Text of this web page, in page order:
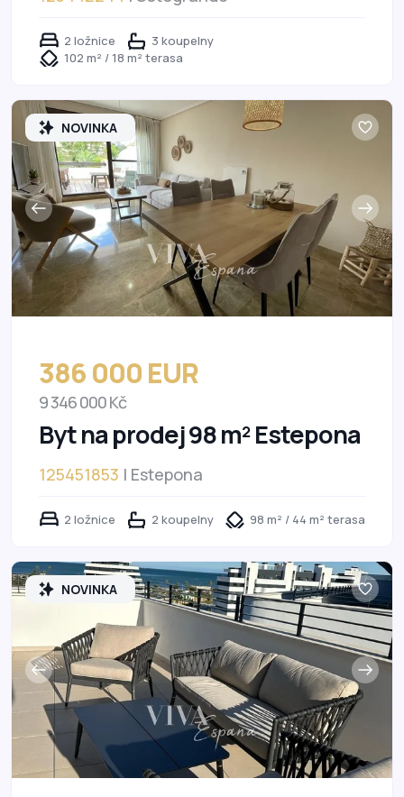
2 ložnice
3 koupelny
102 m² / 18 m² terasa
NOVINKA
386 000 EUR
9 346 000 Kč
Byt na prodej 98 m² Estepona
125451853 | Estepona
2 ložnice 2 koupelny 98 m² / 44 m² terasa
NOVINKA